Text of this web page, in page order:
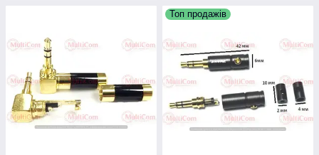
Топ продажів